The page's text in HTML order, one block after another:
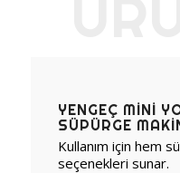
YENGEÇ MINI
SÜPÜRGE
Kullanım için hem
seçenekleri sunar.